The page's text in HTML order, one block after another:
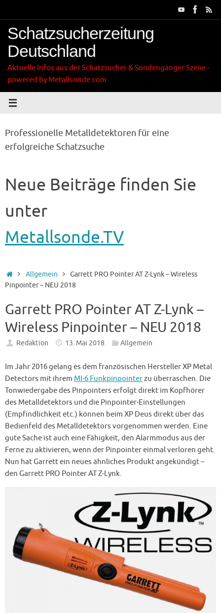
Inhalt
springen
Schatzsucherzeitung
Deutschland
Aktuelle Infos aus der Schatzsucher & Sondengänger Szene -
powered by Metallsonde.com
Professionelle Metalldetektoren für eine
erfolgreiche Schatzsuche
Neue Beiträge finden Sie
unter
Metallsonde.TV
Startseite
Allgemein
Garrett PRO Pointer AT Z-Lynk – Wireless
Pinpointer – NEU 2018
Garrett PRO Pointer AT Z-Lynk –
Wireless Pinpointer – NEU 2018
Redaktion 13. Mai 2018 Allgemein
Im Jahr 2016 gelang es dem französischen Hersteller XP Metal
Detectors mit ihrem MI-6 Funkpinpointerzu überraschen. Die
Tonwiedergabe des Pinpointers erfolgt direkt im Kopfhörer
des Metalldetektors und die Pinpointer-Einstellungen
(Empfindlichkeit etc.) können beim XP Deus direkt über das
Bedienfeld des Metalldetektors vorgenommen werden. Eine
gute Sache ist auch eine Fähigkeit, den Alarmmodus aus der
Ferne zu aktivieren, wenn der Pinpointer einmal verloren geht.
Nun hat Garrett ein neues ähnliches Produkt angekündigt –
den Garrett PRO Pointer AT Z-Lynk.